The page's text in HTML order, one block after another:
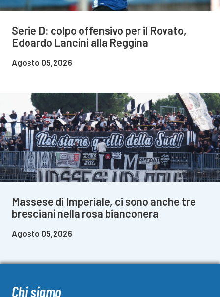
Serie D: colpo offensivo per il Rovato,
Edoardo Lancini alla Reggina
Agosto 05,2026
Massese di Imperiale, ci sono anche tre
bresciani nella rosa bianconera
Agosto 05,2026
Chi siamo